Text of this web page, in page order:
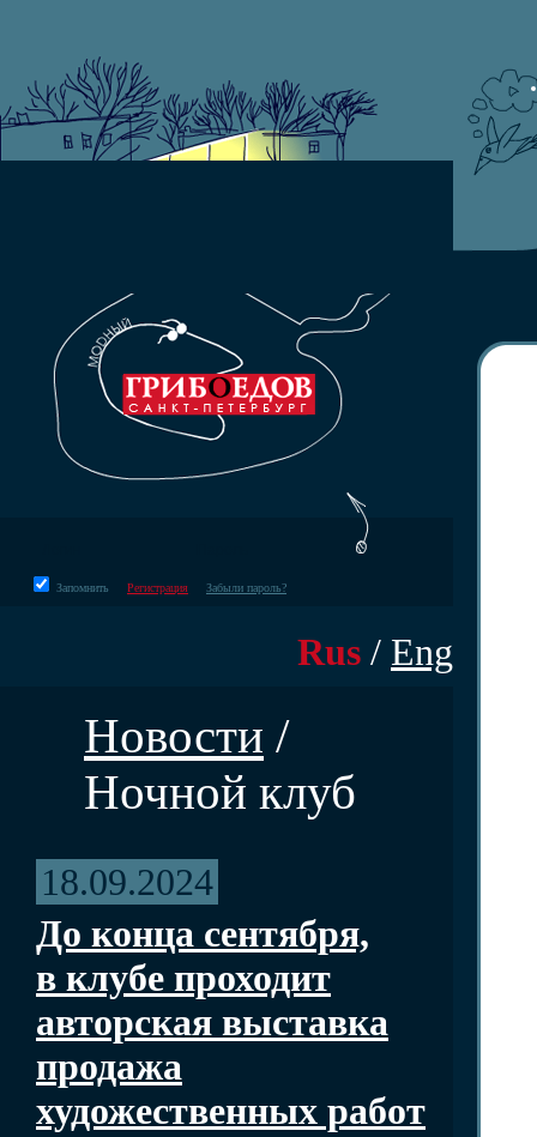
Запомнить Регистрация Забыли пароль?
Rus / Eng
Новости /
Ночной клуб
18.09.2024
До конца сентября,
в клубе проходит
авторская выставка
продажа
художественных работ